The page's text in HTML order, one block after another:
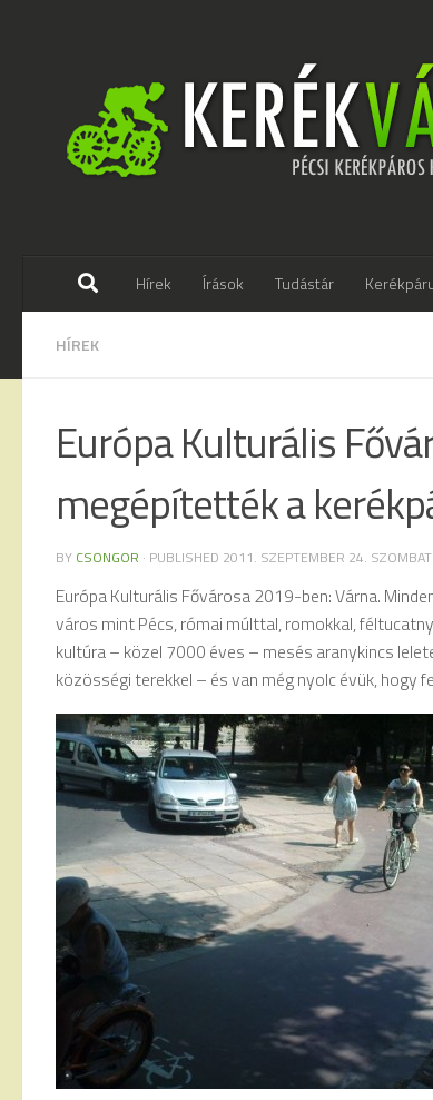
Hírek Írások Tudástár
HÍREK
Európa Kulturális
megépítették a
BY CSONGOR · PUBLISHED 2011. SZEPTEMBER 24. SZOMBAT
Európa Kulturális Fővárosa 2019-ben: Várna.
város mint Pécs, római múlttal, romokkal,
kultúra – közel 7000 éves – mesés aranykincs
közösségi terekkel – és van még nyolc évük, hogy